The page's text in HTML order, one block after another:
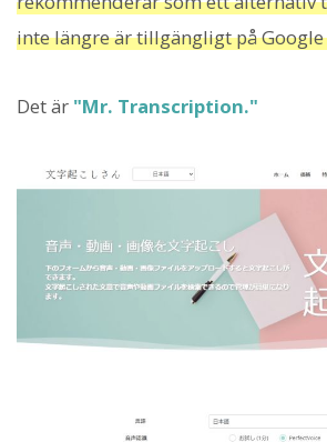
inte längre är tillgängligt på Google
Det är "Mr. Transcription."